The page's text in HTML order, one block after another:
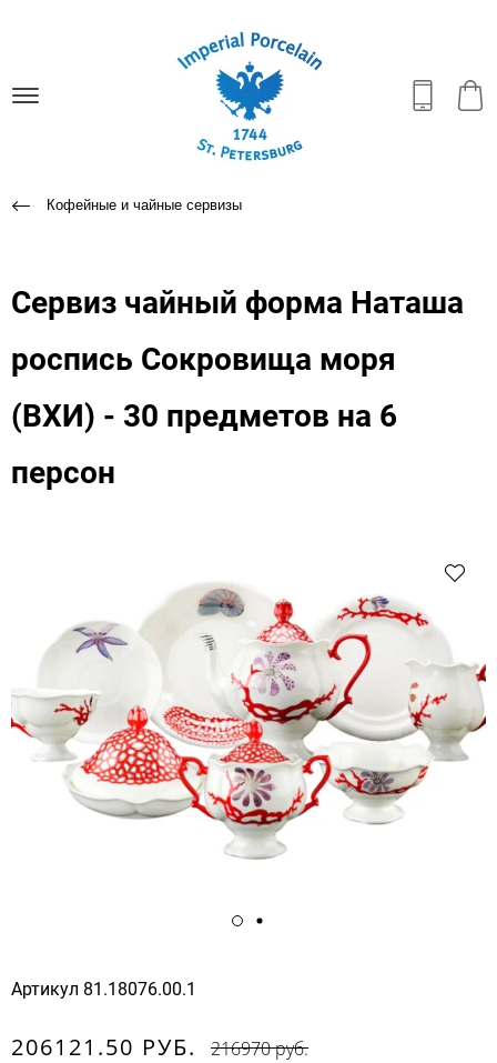
Кофейные и чайные сервизы
Сервиз чайный форма Наташа
роспись Сокровища моря
(ВХИ) - 30 предметов на 6
персон
Артикул 81.18076.00.1
206121.50 РУБ. 216970 руб.